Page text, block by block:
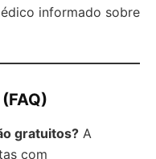
informado sobre
gratuitos? A
com